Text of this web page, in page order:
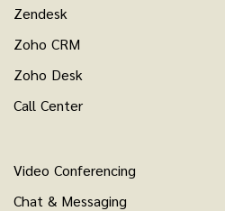
Zendesk
Zoho CRM
Zoho Desk
Call Center
Video Conferencing
Chat & Messaging